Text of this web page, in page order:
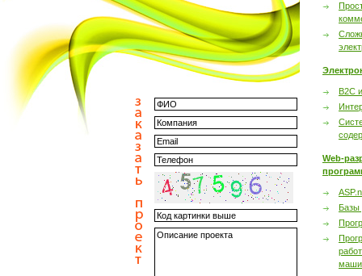
B2C
Web-
Базы